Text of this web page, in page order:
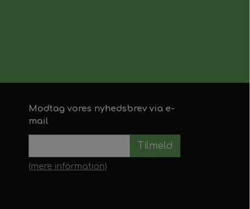
Modtag vores nyhedsbrev via e-
mail
Tilmeld
(mere information)